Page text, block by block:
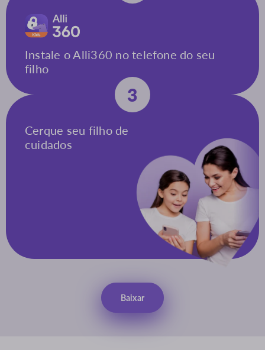
Instale o Alli360 no telefone do seu
filho
Cerque seu filho de
cuidados
3
Baixar